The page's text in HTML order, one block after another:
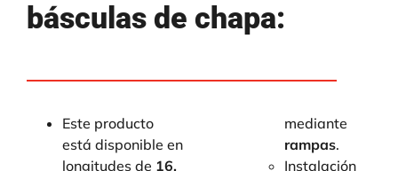
básculas de chapa:
Este producto
está disponible en
longitudes de 16,
mediante
rampas.
Instalación